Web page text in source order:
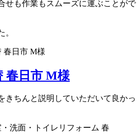
せも作業もスムーズに運ぶことがで
。
春日市 M様
きちんと説明していただいて良かっ